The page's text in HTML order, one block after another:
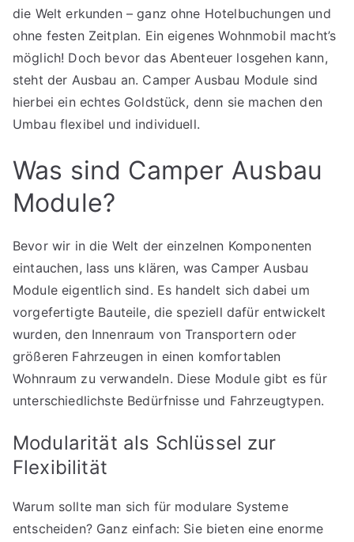
die Welt erkunden – ganz ohne Hotelbuchungen und
ohne festen Zeitplan. Ein eigenes Wohnmobil macht’s
möglich! Doch bevor das Abenteuer losgehen kann,
steht der Ausbau an. Camper Ausbau Module sind
hierbei ein echtes Goldstück, denn sie machen den
Umbau flexibel und individuell.
Was sind Camper Ausbau
Module?
Bevor wir in die Welt der einzelnen Komponenten
eintauchen, lass uns klären, was Camper Ausbau
Module eigentlich sind. Es handelt sich dabei um
vorgefertigte Bauteile, die speziell dafür entwickelt
wurden, den Innenraum von Transportern oder
größeren Fahrzeugen in einen komfortablen
Wohnraum zu verwandeln. Diese Module gibt es für
unterschiedlichste Bedürfnisse und Fahrzeugtypen.
Modularität als Schlüssel zur
Flexibilität
Warum sollte man sich für modulare Systeme
entscheiden? Ganz einfach: Sie bieten eine enorme